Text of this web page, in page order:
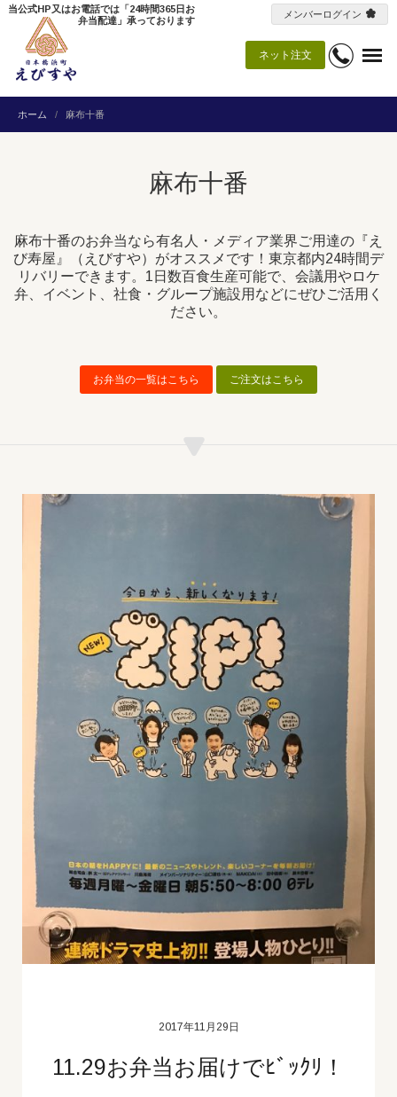
ネット注文
当公式HP又はお電話では「24時間365日お
弁当配達」承っております
メンバーログイン
ホーム 麻布十番
麻布十番
麻布十番のお弁当なら有名人・メディア業界ご用達の『え
び寿屋』（えびすや）がオススメです！東京都内24時間デ
リバリーできます。1日数百食生産可能で、会議用やロケ
弁、イベント、社食・グループ施設用などにぜひご活用く
ださい。
お弁当の一覧はこちら ご注文はこちら
2017年11月29日
11.29お弁当お届けでﾋﾞｯｸﾘ！